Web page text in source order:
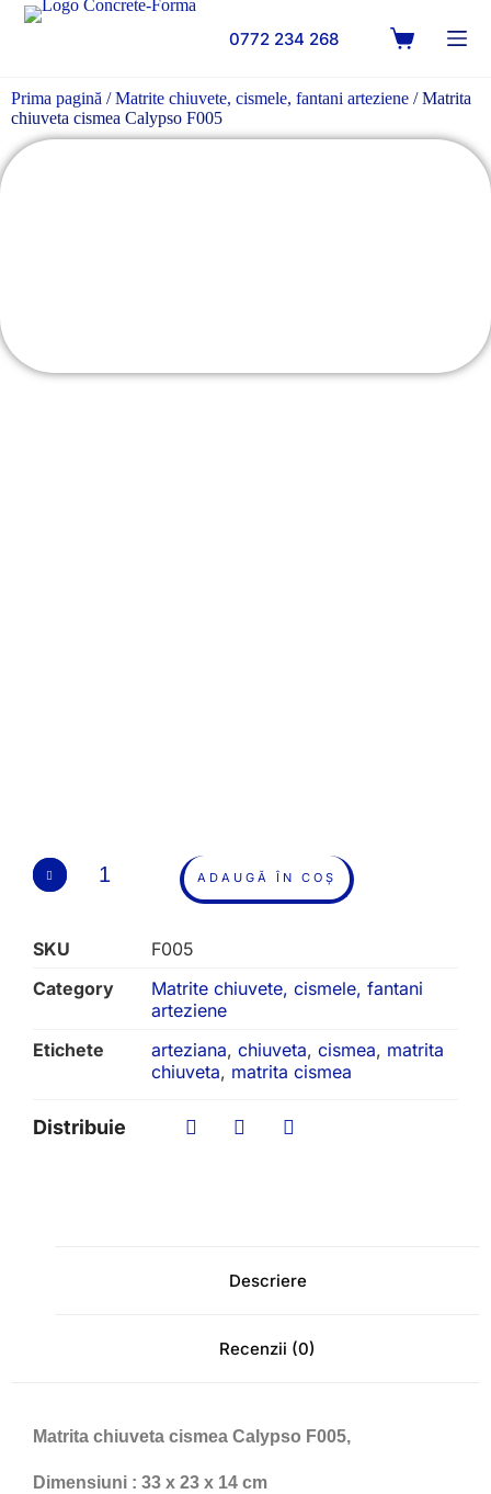
0772 234 268
Prima pagină /Matrite chiuvete, cismele, fantani arteziene / Matrita
chiuveta cismea Calypso F005
ADAUGĂ ÎN COȘ
SKU
F005
Category
Matrite chiuvete, cismele, fantani
arteziene
Etichete
arteziana, chiuveta, cismea, matrita
chiuveta, matrita cismea
Distribuie
Descriere
Recenzii (0)
Matrita chiuveta cismea Calypso F005,
Dimensiuni : 33 x 23 x 14 cm